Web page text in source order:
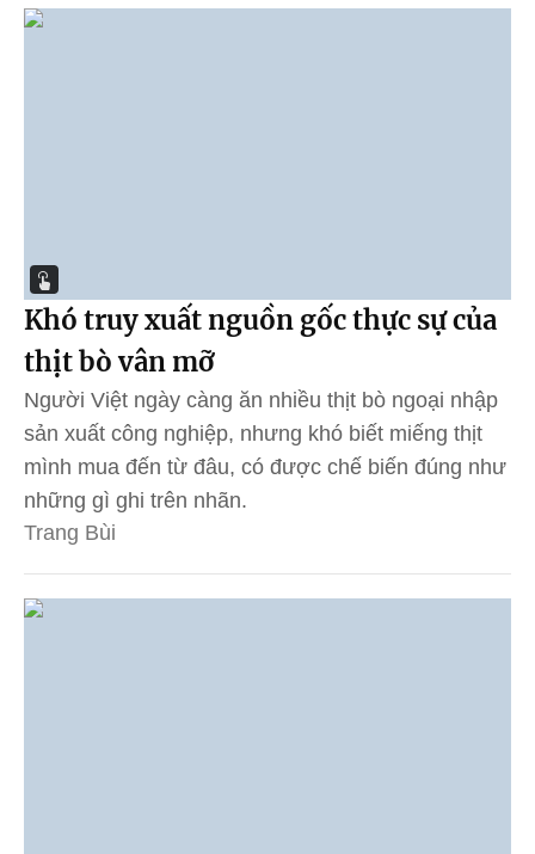
Khó truy xuất nguồn gốc thực sự của
thịt bò vân mỡ
Người Việt ngày càng ăn nhiều thịt bò ngoại nhập
sản xuất công nghiệp, nhưng khó biết miếng thịt
mình mua đến từ đâu, có được chế biến đúng như
những gì ghi trên nhãn.
Trang Bùi